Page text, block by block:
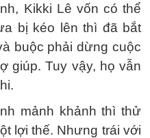
Kikki Lê vốn có thể
bị kéo lên thì đã bắt
buộc phải dừng cuộc
giúp. Tuy vậy, họ vẫn
mảnh khảnh thì thử
lợi thế. Nhưng trái với